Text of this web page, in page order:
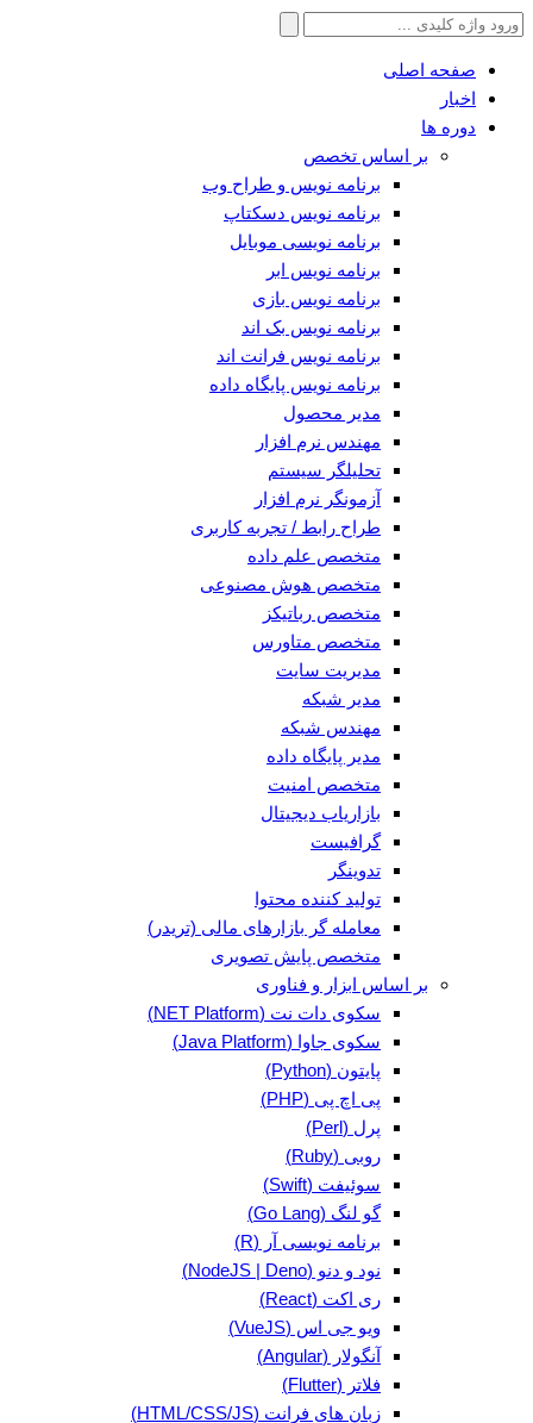
جستجو
صفحه اصلی
اخبار
دوره ها
بر اساس تخصص
برنامه نویس و طراح وب
برنامه نویس دسکتاپ
برنامه نویسی موبایل
برنامه نویس ابر
برنامه نویس بازی
برنامه نویس بک اند
برنامه نویس فرانت اند
برنامه نویس پایگاه داده
مدیر محصول
مهندس نرم افزار
تحلیلگر سیستم
آزمونگر نرم افزار
طراح رابط / تجربه کاربری
متخصص علم داده
متخصص هوش مصنوعی
متخصص رباتیکز
متخصص متاورس
مدیریت سایت
مدیر شبکه
مهندس شبکه
مدیر پایگاه داده
متخصص امنیت
بازاریاب دیجیتال
گرافیست
تدوینگر
تولید کننده محتوا
معامله گر بازارهای مالی (تریدر)
متخصص پایش تصویری
بر اساس ابزار و فناوری
سکوی دات نت (NET Platform)
سکوی جاوا (Java Platform)
پایتون (Python)
پی اچ پی (PHP)
پرل (Perl)
روبی (Ruby)
سوئیفت (Swift)
گو لنگ (Go Lang)
برنامه نویسی آر (R)
نود و دنو (NodeJS | Deno)
ری اکت (React)
ویو جی اس (VueJS)
آنگولار (Angular)
فلاتر (Flutter)
زبان های فرانت (HTML/CSS/JS)